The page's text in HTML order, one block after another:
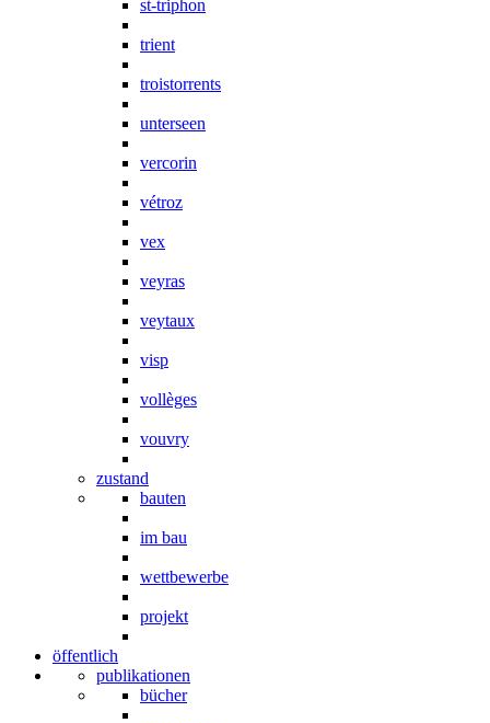
st-triphon
trient
troistorrents
unterseen
vercorin
vétroz
vex
veyras
veytaux
visp
vollèges
vouvry
zustand
bauten
im bau
wettbewerbe
projekt
öffentlich
publikationen
bücher